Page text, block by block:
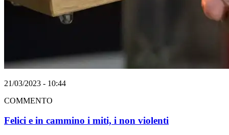
21/03/2023 - 10:44
COMMENTO
Felici e in cammino i miti, i non violenti